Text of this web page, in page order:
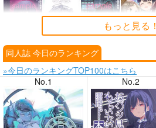
8月4日掲載
8月3日掲載
もっと見る！
同人誌 今日のランキング
»今日のランキングTOP100はこちら
No.1
No.2